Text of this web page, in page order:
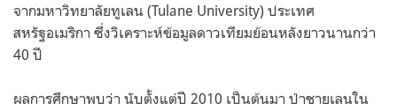
จากมหาวิทยาลัยทูเลน (Tulane University) ประเทศ
สหรัฐอเมริกา ซึ่งวิเคราะห์ข้อมูลดาวเทียมย้อนหลังยาวนานกว่า
40 ปี
ผลการศึกษาพบว่า นับตั้งแต่ปี 2010 เป็นต้นมา ป่าชายเลนใน